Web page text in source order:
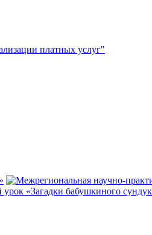
платных услуг"